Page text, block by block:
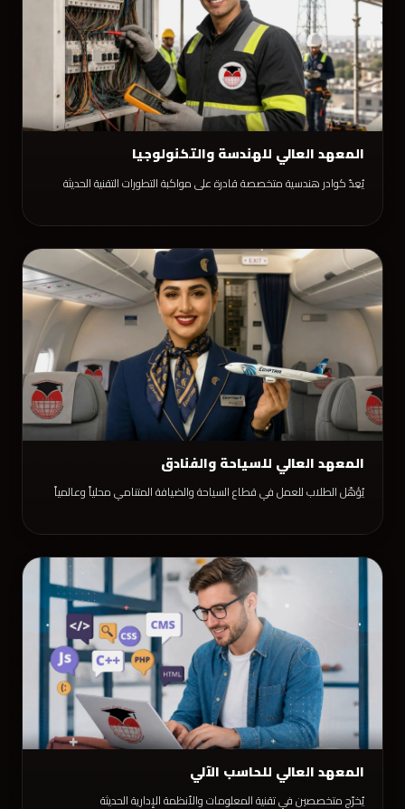
المعهد العالي للهندسة والتكنولوجيا
يُعِدّ كوادر هندسية متخصصة قادرة على مواكبة التطورات التقنية الحديثة
المعهد العالي للسياحة والفنادق
يُؤهّل الطلاب للعمل في قطاع السياحة والضيافة المتنامي محلياً وعالمياً
المعهد العالي للحاسب الآلي
يُخرّج متخصصين في تقنية المعلومات والأنظمة الإدارية الحديثة